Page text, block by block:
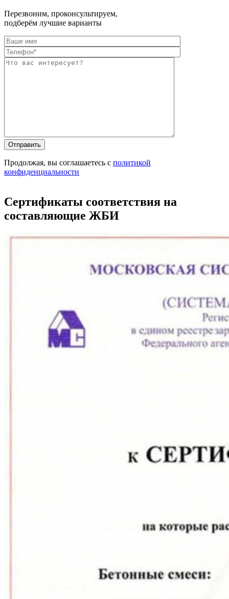
Перезвоним, проконсультируем,
подберём лучшие варианты
Продолжая, вы соглашаетесь с политикой
конфиденциальности
Сертификаты соответствия на
составляющие ЖБИ